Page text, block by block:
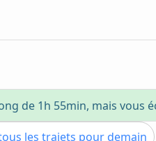
de 1h 55min, mais vous
les trajets pour demain